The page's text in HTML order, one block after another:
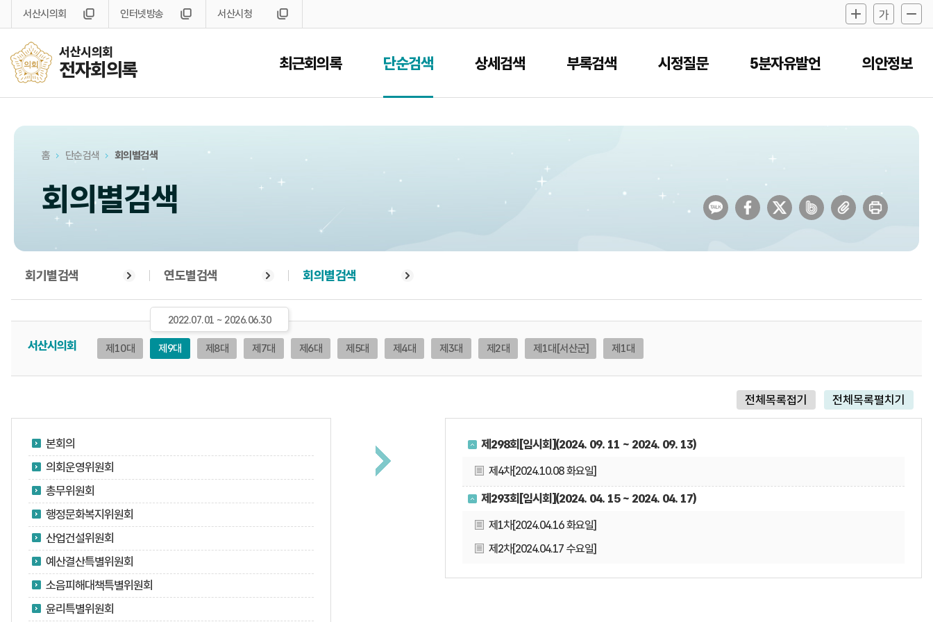
서산시의회
전자회의록
서산시의회 인터넷방송 서산시청
최근회의록 단순검색 상세검색 부록검색 시정질문 5분자유발언 의안정보
홈 단순검색 회의별검색
회의별검색
회기별검색 연도별검색 회의별검색
서산시의회 제10대 제9대
2022.07.01 ~ 2026.06.30
제8대 제7대 제6대 제5대 제4대 제3대 제2대 제1대[서산군] 제1대
본회의
의회운영위원회
총무위원회
행정문화복지위원회
산업건설위원회
예산결산특별위원회
소음피해대책특별위원회
윤리특별위원회
전체목록접기 전체목록펼치기
제298회[임시회](2024. 09. 11 ~ 2024. 09. 13)
제4차[2024.10.08 화요일]
제293회[임시회](2024. 04. 15 ~ 2024. 04. 17)
제1차[2024.04.16 화요일]
제2차[2024.04.17 수요일]